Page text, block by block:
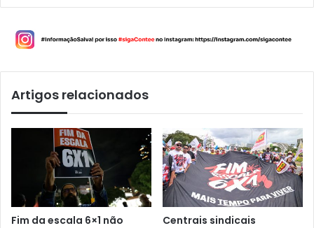
Artigos relacionados
Fim da escala 6×1 não
Centrais sindicais